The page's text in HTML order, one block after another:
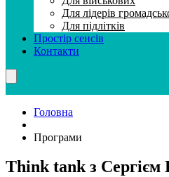
Для лiдерiв
Для підлітків
Простір сенсів
Контакти
Головна
Програми
Think tank з Сергієм